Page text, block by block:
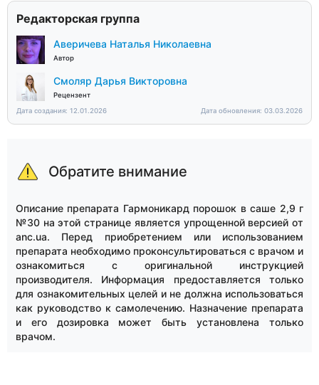
Редакторская группа
Аверичева Наталья Николаевна
Автор
Смоляр Дарья Викторовна
Рецензент
Дата создания: 12.01.2026
Дата обновления: 03.03.2026
Обратите внимание
Описание препарата Гармоникард порошок в саше 2,9 г
№30 на этой странице является упрощенной версией от
anc.ua. Перед приобретением или использованием
препарата необходимо проконсультироваться с врачом и
ознакомиться с оригинальной инструкцией
производителя. Информация предоставляется только
для ознакомительных целей и не должна использоваться
как руководство к самолечению. Назначение препарата
и его дозировка может быть установлена только
врачом.